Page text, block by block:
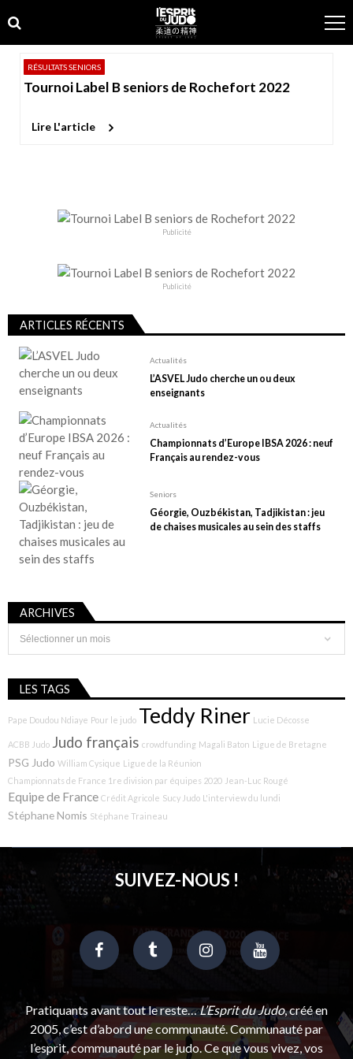
to
navigation
to
content
RÉSULTATS SENIORS
Tournoi Label B seniors de Rochefort 2022
Lire L'article
Publicité
Publicité
ARTICLES RÉCENTS
Actualités
L’ASVEL Judo cherche un ou deux
enseignants
Actualités
Championnats d’Europe IBSA 2026 : neuf
Français au rendez-vous
Seniors
Géorgie, Ouzbékistan, Tadjikistan : jeu
de chaises musicales au sein des staffs
ARCHIVES
Archives
LES TAGS
Pape Doudou Ndiaye Pour le judo Teddy Riner Lucie Décosse
ACBB Judo Judo français crowdfunding Magali Baton Ligue de Bretagne
PSG Judo William Cysique Ligue de la Réunion
Championnats de France 1re division par équipes 2020 Jean-Luc Rougé
Equipe de France Crédit Agricole Sucy Judo L'interview du lundi
Stéphane Nomis Stéphane Traineau
SUIVEZ-NOUS !
Pratiquants avant tout le reste…L’Esprit du Judo, créé en
2005, c’est d’abord une communauté. Communauté par
l’esprit, communauté par le judo. Ce que vous vivez, vos